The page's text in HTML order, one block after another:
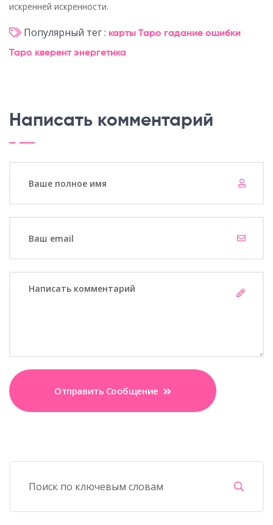
искренней искренности.
Популярный тег : карты Таро гадание ошибки
Таро кверент энергетика
Написать комментарий
Отправить Сообщение